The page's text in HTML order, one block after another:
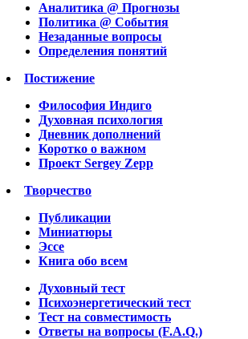
Аналитика @ Прогнозы
Политика @ События
Незаданные вопросы
Определения понятий
Постижение
Философия Индиго
Духовная психология
Дневник дополнений
Коротко о важном
Проект Sergey Zepp
Творчество
Публикации
Миниатюры
Эссе
Книга обо всем
Духовный тест
Психоэнергетический тест
Тест на совместимость
Ответы на вопросы (F.A.Q.)